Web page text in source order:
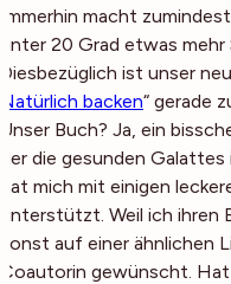
Immerhin macht
unter 20 Grad etwas
Diesbezüglich ist unser
Natürlich backen“ gerade
Unser Buch? Ja, ein
der die gesunden
hat mich mit einigen
unterstützt. Weil ich ihren
sonst auf einer ähnlichen
Coautorin gewünscht.